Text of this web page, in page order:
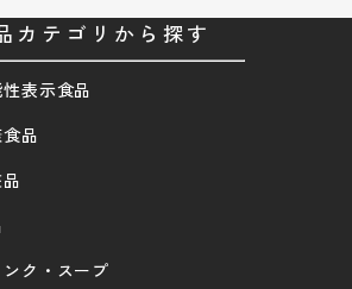
カテゴリから探す
表示食品
品
ンク・スープ